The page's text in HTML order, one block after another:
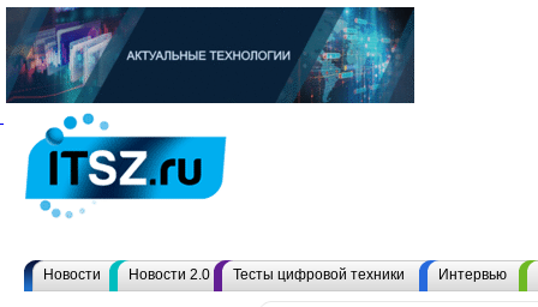
Новости Новости 2.0 Тесты цифровой техники Интервью